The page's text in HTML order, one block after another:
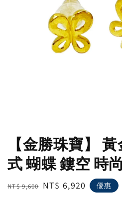
【金勝珠寶】
式 蝴蝶 鏤空 時尚
Regular
NT$ 9,600 Sale
NT$ 6,920 優惠